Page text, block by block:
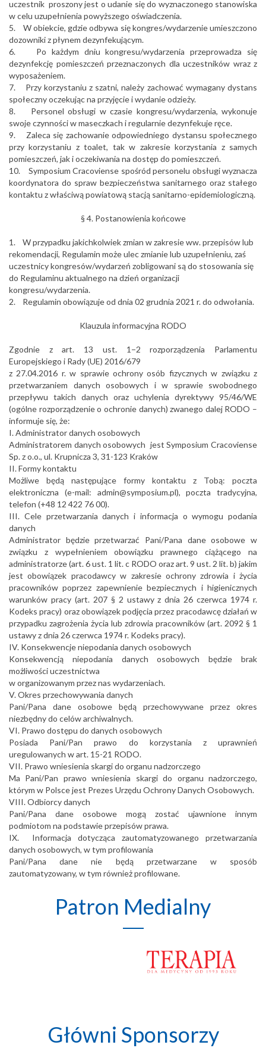
uczestnik proszony jest o udanie się do wyznaczonego stanowiska
w celu uzupełnienia powyższego oświadczenia.
5. W obiekcie, gdzie odbywa się kongres/wydarzenie umieszczono
dozowniki z płynem dezynfekującym.
6. Po każdym dniu kongresu/wydarzenia przeprowadza się
dezynfekcję pomieszczeń przeznaczonych dla uczestników wraz z
wyposażeniem.
7. Przy korzystaniu z szatni, należy zachować wymagany dystans
społeczny oczekując na przyjęcie i wydanie odzieży.
8. Personel obsługi w czasie kongresu/wydarzenia, wykonuje
swoje czynności w maseczkach i regularnie dezynfekuje ręce.
9. Zaleca się zachowanie odpowiedniego dystansu społecznego
przy korzystaniu z toalet, tak w zakresie korzystania z samych
pomieszczeń, jak i oczekiwania na dostęp do pomieszczeń.
10. Symposium Cracoviense spośród personelu obsługi wyznacza
koordynatora do spraw bezpieczeństwa sanitarnego oraz stałego
kontaktu z właściwą powiatową stacją sanitarno-epidemiologiczną.
§ 4. Postanowienia końcowe
1. W przypadku jakichkolwiek zmian w zakresie ww. przepisów lub
rekomendacji, Regulamin może ulec zmianie lub uzupełnieniu, zaś
uczestnicy kongresów/wydarzeń zobligowani są do stosowania się
do Regulaminu aktualnego na dzień organizacji
kongresu/wydarzenia.
2. Regulamin obowiązuje od dnia 02 grudnia 2021 r. do odwołania.
Klauzula informacyjna RODO
Zgodnie z art. 13 ust. 1−2 rozporządzenia Parlamentu
Europejskiego i Rady (UE) 2016/679
z 27.04.2016 r. w sprawie ochrony osób fizycznych w związku z
przetwarzaniem danych osobowych i w sprawie swobodnego
przepływu takich danych oraz uchylenia dyrektywy 95/46/WE
(ogólne rozporządzenie o ochronie danych) zwanego dalej RODO –
informuje się, że:
I. Administrator danych osobowych
Administratorem danych osobowych jest Symposium Cracoviense
Sp. z o.o., ul. Krupnicza 3, 31-123 Kraków
II. Formy kontaktu
Możliwe będą następujące formy kontaktu z Tobą: poczta
elektroniczna (e-mail: admin@symposium.pl), poczta tradycyjna,
telefon (+48 12 422 76 00).
III. Cele przetwarzania danych i informacja o wymogu podania
danych
Administrator będzie przetwarzać Pani/Pana dane osobowe w
związku z wypełnieniem obowiązku prawnego ciążącego na
administratorze (art. 6 ust. 1 lit. c RODO oraz art. 9 ust. 2 lit. b) jakim
jest obowiązek pracodawcy w zakresie ochrony zdrowia i życia
pracowników poprzez zapewnienie bezpiecznych i higienicznych
warunków pracy (art. 207 § 2 ustawy z dnia 26 czerwca 1974 r.
Kodeks pracy) oraz obowiązek podjęcia przez pracodawcę działań w
przypadku zagrożenia życia lub zdrowia pracowników (art. 2092 § 1
ustawy z dnia 26 czerwca 1974 r. Kodeks pracy).
IV. Konsekwencje niepodania danych osobowych
Konsekwencją niepodania danych osobowych będzie brak
możliwości uczestnictwa
w organizowanym przez nas wydarzeniach.
V. Okres przechowywania danych
Pani/Pana dane osobowe będą przechowywane przez okres
niezbędny do celów archiwalnych.
VI. Prawo dostępu do danych osobowych
Posiada Pani/Pan prawo do korzystania z uprawnień
uregulowanych w art. 15-21 RODO.
VII. Prawo wniesienia skargi do organu nadzorczego
Ma Pani/Pan prawo wniesienia skargi do organu nadzorczego,
którym w Polsce jest Prezes Urzędu Ochrony Danych Osobowych.
VIII. Odbiorcy danych
Pani/Pana dane osobowe mogą zostać ujawnione innym
podmiotom na podstawie przepisów prawa.
IX. Informacja dotycząca zautomatyzowanego przetwarzania
danych osobowych, w tym profilowania
Pani/Pana dane nie będą przetwarzane w sposób
zautomatyzowany, w tym również profilowane.
Patron Medialny
Główni Sponsorzy